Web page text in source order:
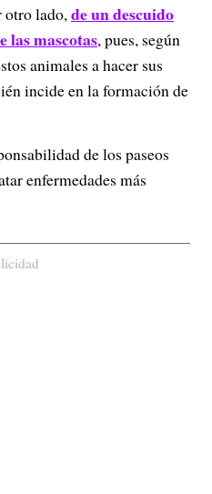
otro lado,de un descuido
las mascotas, pues, según
animales a hacer sus
incide en la formación de
de los paseos
enfermedades más